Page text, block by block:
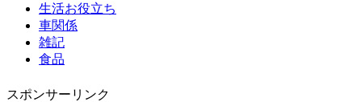
生活お役立ち
車関係
雑記
食品
スポンサーリンク